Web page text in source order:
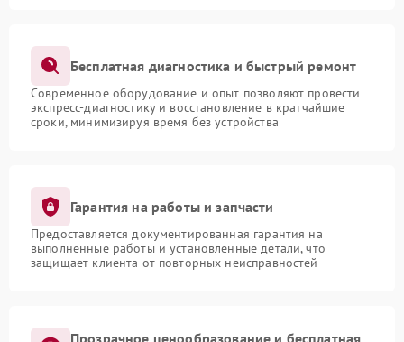
Бесплатная диагностика и быстрый ремонт
Современное оборудование и опыт позволяют провести
экспресс-диагностику и восстановление в кратчайшие
сроки, минимизируя время без устройства
Гарантия на работы и запчасти
Предоставляется документированная гарантия на
выполненные работы и установленные детали, что
защищает клиента от повторных неисправностей